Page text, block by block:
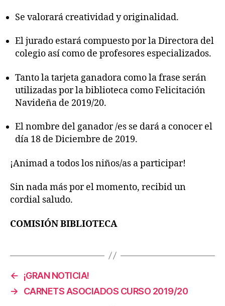
Se valorará creatividad y originalidad.
El jurado estará compuesto por la Directora del
colegio así como de profesores especializados.
Tanto la tarjeta ganadora como la frase serán
utilizadas por la biblioteca como Felicitación
Navideña de 2019/20.
El nombre del ganador /es se dará a conocer el
día 18 de Diciembre de 2019.
¡Animad a todos los niños/as a participar!
Sin nada más por el momento, recibid un
cordial saludo.
COMISIÓN BIBLIOTECA
←
¡GRAN NOTICIA!
→
CARNETS ASOCIADOS CURSO 2019/20